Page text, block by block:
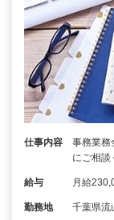
仕事内容
事務業務
にご相
給与 月給
勤務地 千葉県流